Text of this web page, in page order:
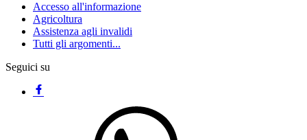
Accesso all'informazione
Agricoltura
Assistenza agli invalidi
Tutti gli argomenti...
Seguici su